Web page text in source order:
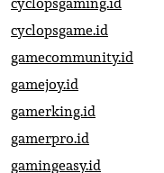
cyclopsgame.id
gamecommunity.id
gamejoy.id
gamerking.id
gamerpro.id
gamingeasy.id